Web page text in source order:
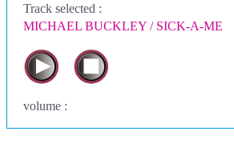
Track selected :
MICHAEL BUCKLEY / SICK-A-ME
volume :